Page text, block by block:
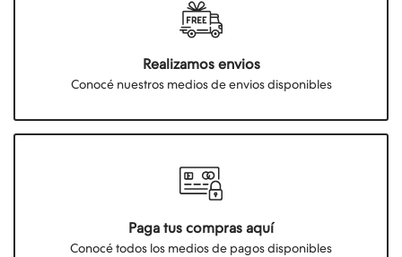
Realizamos envios
Conocé nuestros medios de envios disponibles
Paga tus compras aquí
Conocé todos los medios de pagos disponibles